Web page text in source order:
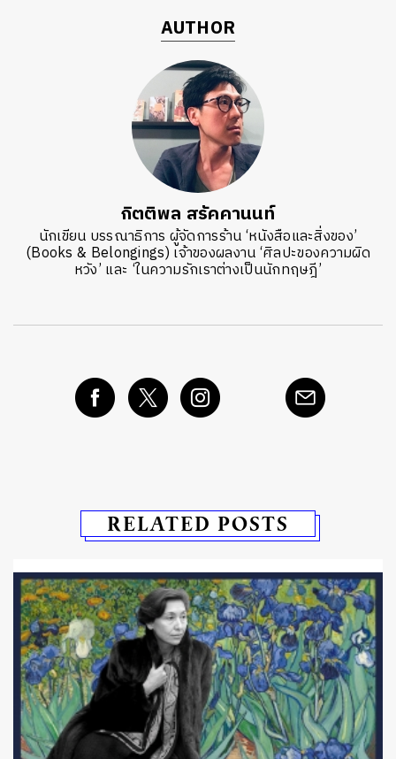
AUTHOR
กิตติพล สรัคคานนท์
นักเขียน บรรณาธิการ ผู้จัดการร้าน ‘หนังสือและสิ่งของ’
(Books & Belongings) เจ้าของผลงาน ‘ศิลปะของความผิด
หวัง’ และ ‘ในความรักเราต่างเป็นนักทฤษฎี’
RELATED POSTS